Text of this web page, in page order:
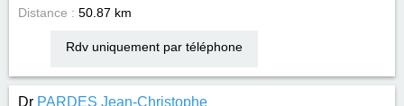
Distance : 50.87 km
Rdv uniquement par téléphone
Dr PARDES Jean-Christophe